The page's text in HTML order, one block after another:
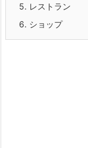
5. レストラン
6. ショップ